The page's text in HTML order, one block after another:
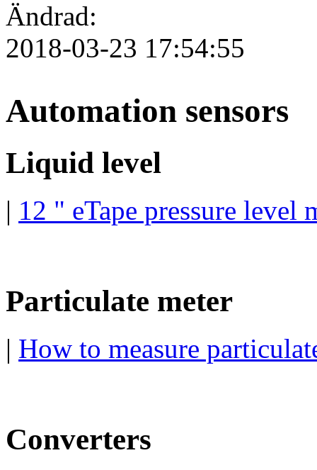
Ändrad:
2018-03-23 17:54:55
Automation sensors
Liquid level
| 12 " eTape pressure level
Particulate meter
| How to measure
Converters